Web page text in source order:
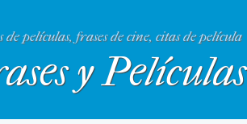
de películas, frases de cine, citas de película
y Películas